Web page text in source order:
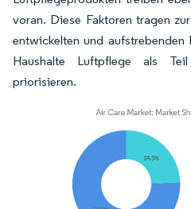
voran. Diese Faktoren tragen
entwickelten und
Haushalte Luftpflege als
priorisieren.